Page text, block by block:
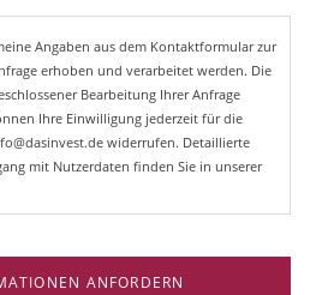
Angaben aus dem Kontaktformular zur
erhoben und verarbeitet werden. Die
Bearbeitung Ihrer Anfrage
Ihre Einwilligung jederzeit für die
widerrufen. Detaillierte
mit Nutzerdaten finden Sie in unserer
ANFORDERN